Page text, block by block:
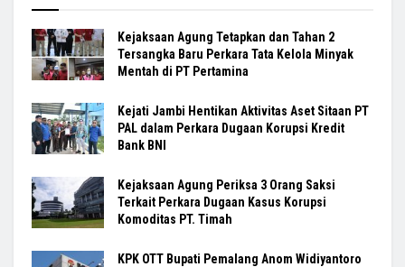
Kejaksaan Agung Tetapkan dan Tahan 2
Tersangka Baru Perkara Tata Kelola Minyak
Mentah di PT Pertamina
Kejati Jambi Hentikan Aktivitas Aset Sitaan PT
PAL dalam Perkara Dugaan Korupsi Kredit
Bank BNI
Kejaksaan Agung Periksa 3 Orang Saksi
Terkait Perkara Dugaan Kasus Korupsi
Komoditas PT. Timah
KPK OTT Bupati Pemalang Anom Widiyantoro